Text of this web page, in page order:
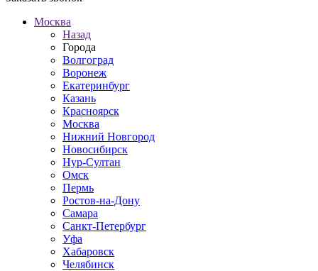
Москва
Назад
Города
Волгоград
Воронеж
Екатеринбург
Казань
Красноярск
Москва
Нижний Новгород
Новосибирск
Нур-Султан
Омск
Пермь
Ростов-на-Дону
Самара
Санкт-Петербург
Уфа
Хабаровск
Челябинск